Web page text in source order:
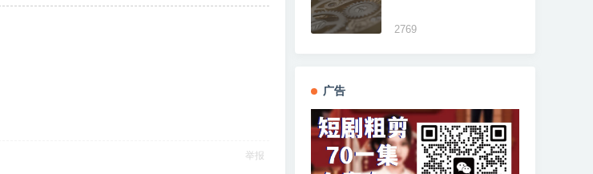
举报
2769
广告